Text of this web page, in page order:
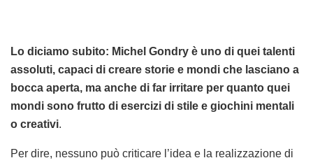
Lo diciamo subito: Michel Gondry è uno di quei talenti
assoluti, capaci di creare storie e mondi che lasciano a
bocca aperta, ma anche di far irritare per quanto quei
mondi sono frutto di esercizi di stile e giochini mentali
o creativi.
Per dire, nessuno può criticare l’idea e la realizzazione di